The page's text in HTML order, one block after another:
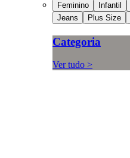
Feminino Infantil
Jeans
Plus Size
Categoria
Ver tudo >